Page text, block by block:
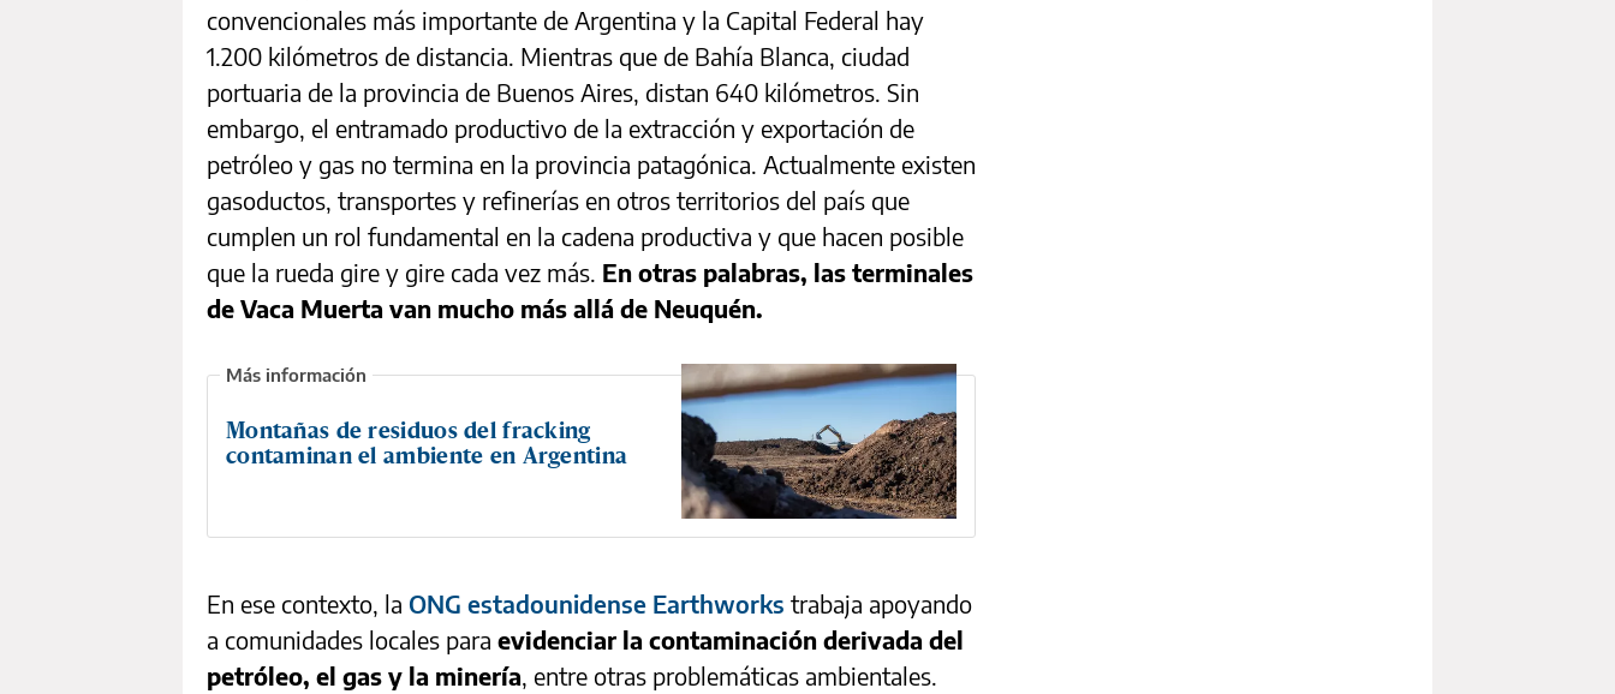
convencionales más importante de Argentina y la Capital Federal hay
1.200 kilómetros de distancia. Mientras que de Bahía Blanca, ciudad
portuaria de la provincia de Buenos Aires, distan 640 kilómetros. Sin
embargo, el entramado productivo de la extracción y exportación de
petróleo y gas no termina en la provincia patagónica. Actualmente existen
gasoductos, transportes y refinerías en otros territorios del país que
cumplen un rol fundamental en la cadena productiva y que hacen posible
que la rueda gire y gire cada vez más. En otras palabras, las terminales
de Vaca Muerta van mucho más allá de Neuquén.
Montañas de residuos del fracking
contaminan el ambiente en Argentina
En ese contexto, la ONG estadounidense Earthworks trabaja apoyando
a comunidades locales para evidenciar la contaminación derivada del
petróleo, el gas y la minería, entre otras problemáticas ambientales.